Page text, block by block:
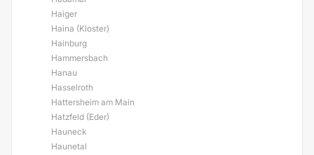
Haiger
Haina (Kloster)
Hainburg
Hammersbach
Hanau
Hasselroth
Hattersheim am Main
Hatzfeld (Eder)
Hauneck
Haunetal